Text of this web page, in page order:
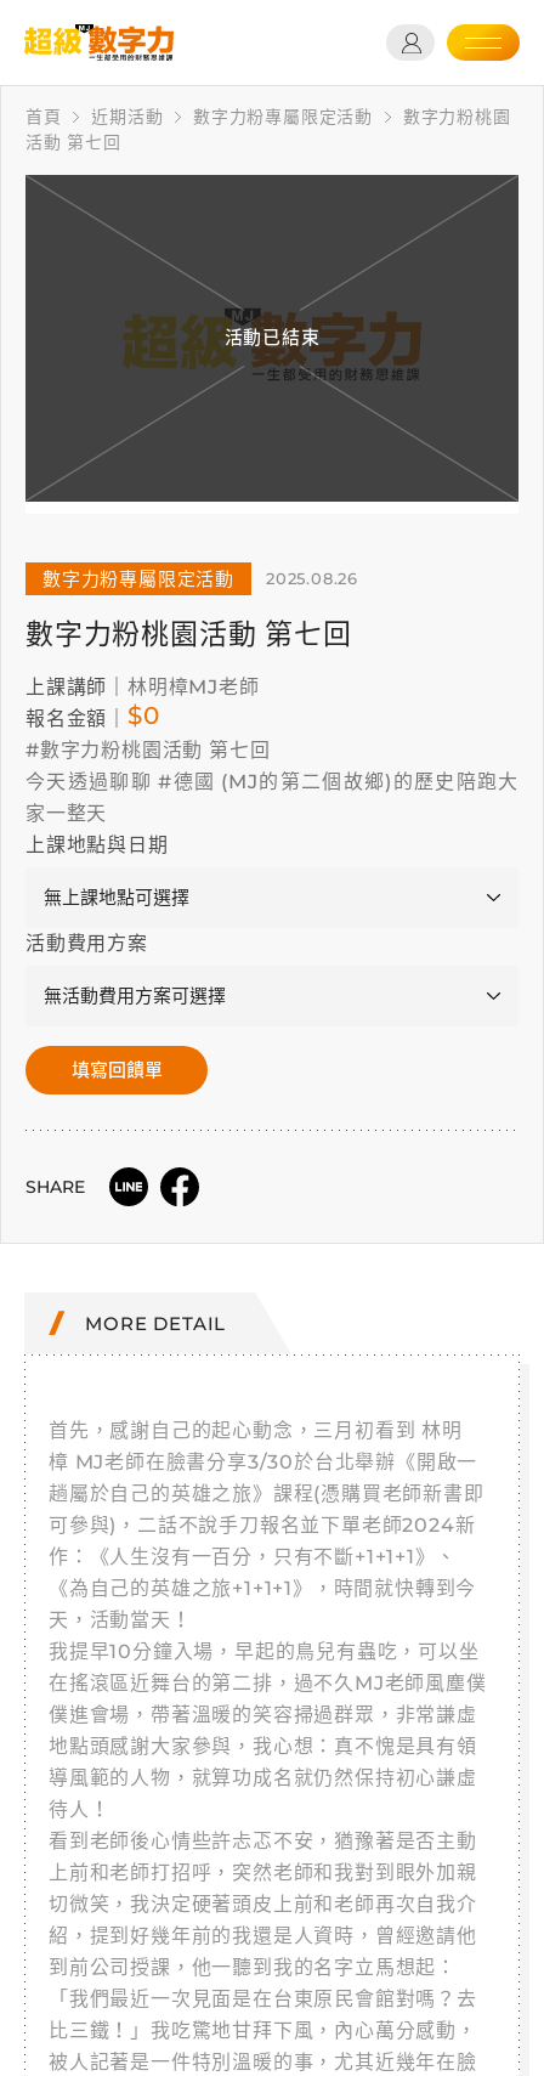
首頁 近期活動 數字力粉專屬限定活動
數字力粉桃園
活動 第七回
數字力粉專屬限定活動 2025.08.26
數字力粉桃園活動 第七回
上課講師｜ 林明樟MJ老師
報名金額｜ $0
#數字力粉桃園活動 第七回
今天透過聊聊 #德國 (MJ的第二個故鄉)的歷史陪跑大
家一整天
上課地點與日期
活動費用方案
填寫回饋單
SHARE
MORE DETAIL
首先，感謝自己的起心動念，三月初看到 林明
樟 MJ老師在臉書分享3/30於台北舉辦《開啟一
趟屬於自己的英雄之旅》課程(憑購買老師新書即
可參與)，二話不說手刀報名並下單老師2024新
作：《人生沒有一百分，只有不斷+1+1+1》、
《為自己的英雄之旅+1+1+1》，時間就快轉到今
天，活動當天！
我提早10分鐘入場，早起的鳥兒有蟲吃，可以坐
在搖滾區近舞台的第二排，過不久MJ老師風塵僕
僕進會場，帶著溫暖的笑容掃過群眾，非常謙虛
地點頭感謝大家參與，我心想：真不愧是具有領
導風範的人物，就算功成名就仍然保持初心謙虛
待人！
看到老師後心情些許忐忑不安，猶豫著是否主動
上前和老師打招呼，突然老師和我對到眼外加親
切微笑，我決定硬著頭皮上前和老師再次自我介
紹，提到好幾年前的我還是人資時，曾經邀請他
到前公司授課，他一聽到我的名字立馬想起：
「我們最近一次見面是在台東原民會館對嗎？去
比三鐵！」我吃驚地甘拜下風，內心萬分感動，
被人記著是一件特別溫暖的事，尤其近幾年在臉